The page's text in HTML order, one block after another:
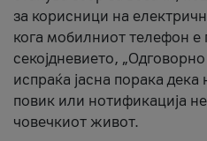
за корисници на
кога мобилниот телефон е
секојдневието, „Одговорно
испраќа јасна порака
повик или нотификација
човечкиот живот.